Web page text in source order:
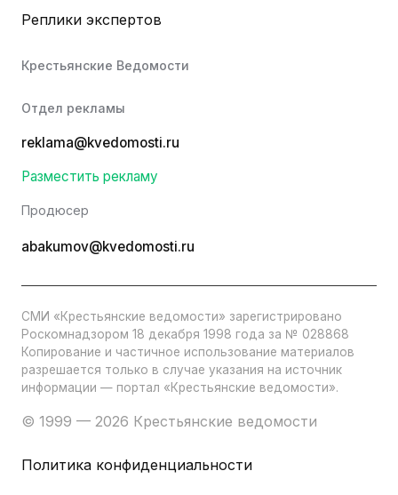
Реплики экспертов
Крестьянские Ведомости
Отдел рекламы
reklama@kvedomosti.ru
Разместить рекламу
Продюсер
abakumov@kvedomosti.ru
СМИ «Крестьянские ведомости» зарегистрировано
Роскомнадзором 18 декабря 1998 года за № 028868
Копирование и частичное использование материалов
разрешается только в случае указания на источник
информации — портал «Крестьянские ведомости».
© 1999 — 2026 Крестьянские ведомости
Политика конфиденциальности